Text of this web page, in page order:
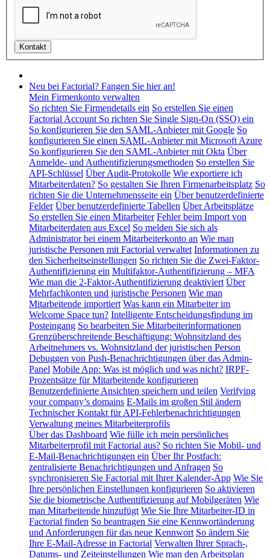
Neu bei Factorial? Fangen Sie hier an!
Mein Firmenkonto verwalten
So richten Sie Firmendetails ein So erstellen Sie einen
Factorial Account So richten Sie Single Sign-On (SSO) ein
So konfigurieren Sie den SAML-Anbieter mit Google So
konfigurieren Sie einen SAML-Anbieter mit Microsoft Azure
So konfigurieren Sie den SAML-Anbieter mit Okta Über
Anmelde- und Authentifizierungsmethoden So erstellen Sie
API-Schlüssel Über Audit-Protokolle Wie exportiere ich
Mitarbeiterdaten? So gestalten Sie Ihren Firmenarbeitsplatz So
richten Sie die Unternehmensseite ein Über benutzerdefinierte
Felder Über benutzerdefinierte Tabellen Über Arbeitsplätze
So erstellen Sie einen Mitarbeiter Fehler beim Import von
Mitarbeiterdaten aus Excel So melden Sie sich als
Administrator bei einem Mitarbeiterkonto an Wie man
juristische Personen mit Factorial verwaltet Informationen zu
den Sicherheitseinstellungen So richten Sie die Zwei-Faktor-
Authentifizierung ein Multifaktor-Authentifizierung – MFA
Wie man die 2-Faktor-Authentifizierung deaktiviert Über
Mehrfachkonten und juristische Personen Wie man
Mitarbeitende importiert Was kann ein Mitarbeiter im
Welcome Space tun? Intelligente Entscheidungsfindung im
Posteingang So bearbeiten Sie Mitarbeiterinformationen
Grenzüberschreitende Beschäftigung: Wohnsitzland des
Arbeitnehmers vs. Wohnsitzland der juristischen Person
Debuggen von Push-Benachrichtigungen über das Admin-
Panel Mobile App: Was ist möglich und was nicht? IRPF-
Prozentsätze für Mitarbeitende konfigurieren
Benutzerdefinierte Ansichten speichern und teilen Verifying
your company’s domains E-Mails im großen Stil ändern
Technischer Kontakt für API-Fehlerbenachrichtigungen
Verwaltung meines Mitarbeiterprofils
Über das Dashboard Wie fülle ich mein persönliches
Mitarbeiterprofil mit Factorial aus? So richten Sie Mobil- und
E-Mail-Benachrichtigungen ein Über Ihr Postfach:
zentralisierte Benachrichtigungen und Anfragen So
synchronisieren Sie Factorial mit Ihrer Kalender-App Wie Sie
Ihre persönlichen Einstellungen konfigurieren So aktivieren
Sie die biometrische Authentifizierung auf Mobilgeräten Wie
man Mitarbeitende hinzufügt Wie Sie Ihre Mitarbeiter-ID in
Factorial finden So beantragen Sie eine Kennwortänderung
und Anforderungen für das neue Kennwort So ändern Sie
Ihre E-Mail-Adresse in Factorial Verwalten Ihrer Sprach-,
Datums- und Zeiteinstellungen Wie man den Arbeitsplan